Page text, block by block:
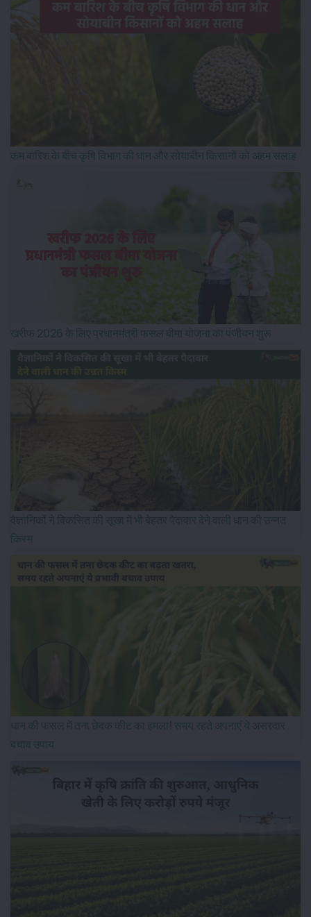
कम बारिश के बीच कृषि विभाग की धान और सोयाबीन किसानों को अहम सलाह
खरीफ 2026 के लिए प्रधानमंत्री फसल बीमा योजना का पंजीयन शुरू
वैज्ञानिकों ने विकसित की सूखा में भी बेहतर पैदावार देने वाली धान की उन्नत
किस्म
धान की फसल में तना छेदक कीट का हमला! समय रहते अपनाएं ये असरदार
बचाव उपाय